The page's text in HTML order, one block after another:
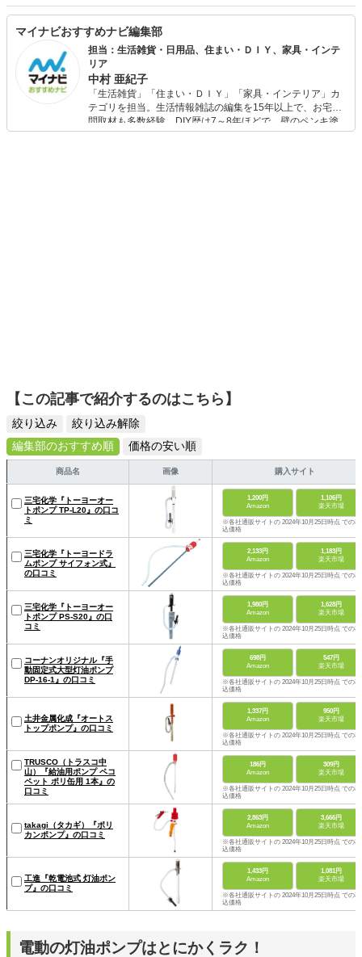
マイナビおすすめナビ編集部
担当：生活雑貨・日用品、住まい・ＤＩＹ、家具・インテ
リア
中村 亜紀子
「生活雑貨」「住まい・ＤＩＹ」「家具・インテリア」カ
テゴリを担当。生活情報雑誌の編集を15年以上で、お宅訪
問取材も多数経験。DIY歴は7～8年ほどで、壁のペンキ塗
りや壁紙チェンジなどもチャレンジ済み。初心者でもモノ
【この記事で紹介するのはこちら】
絞り込み
絞り込み解除
編集部のおすすめ順
価格の安い順
商品名 画像 購入サイト
三宅化学『トーヨーオー
トポンプ TP-L20』の口コ
ミ
1,200円
Amazon
1,106円
楽天市場
※各社通販サイトの 2024年10月25日時点 での税
込価格
三宅化学『トーヨードラ
ムポンプ サイフォン式』
の口コミ
2,133円
Amazon
1,183円
楽天市場
※各社通販サイトの 2024年10月25日時点 での税
込価格
三宅化学『トーヨーオー
トポンプ PS-S20』の口
コミ
1,980円
Amazon
1,628円
楽天市場
※各社通販サイトの 2024年10月25日時点 での税
込価格
コーナンオリジナル『手
動固定式大型灯油ポンプ
DP-16-1』の口コミ
698円
Amazon
547円
楽天市場
※各社通販サイトの 2024年10月25日時点 での税
込価格
土井金属化成『オートス
トップポンプ』の口コミ
1,337円
Amazon
950円
楽天市場
※各社通販サイトの 2024年10月25日時点 での税
込価格
TRUSCO（トラスコ中
山）『給油用ポンプ ペコ
ペット ポリ缶用 1本』の
口コミ
186円
Amazon
309円
楽天市場
※各社通販サイトの 2024年10月25日時点 での税
込価格
takagi（タカギ）『ポリ
カンポンプ』の口コミ
2,863円
Amazon
3,666円
楽天市場
※各社通販サイトの 2024年10月25日時点 での税
込価格
工進『乾電池式 灯油ポン
プ』の口コミ
1,433円
Amazon
1,081円
楽天市場
※各社通販サイトの 2024年10月25日時点 での税
込価格
電動の灯油ポンプはとにかくラク！